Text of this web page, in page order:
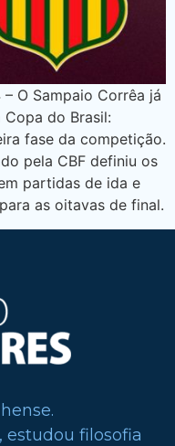
O Sampaio Corrêa já
do Brasil:
fase da competição.
pela CBF definiu os
partidas de ida e
as oitavas de final.
estudou filosofia